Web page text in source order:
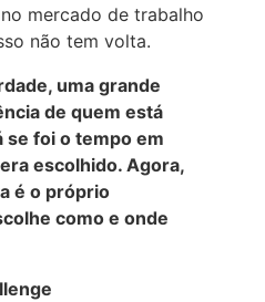
mercado de trabalho
não tem volta.
uma grande
de quem está
se foi o tempo em
escolhido. Agora,
é o próprio
como e onde